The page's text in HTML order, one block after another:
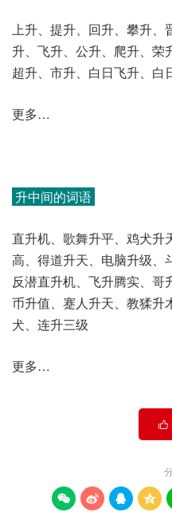
上升、提升、回升、攀升、
升、飞升、公升、爬升、荣
超升、市升、白日飞升、白
更多…
升中间的词语
直升机、歌舞升平、鸡犬升
高、得道升天、电脑升级、
反潜直升机、飞升腾实、
币升值、蹇人升天、教猱升
犬、连升三级
更多…

   